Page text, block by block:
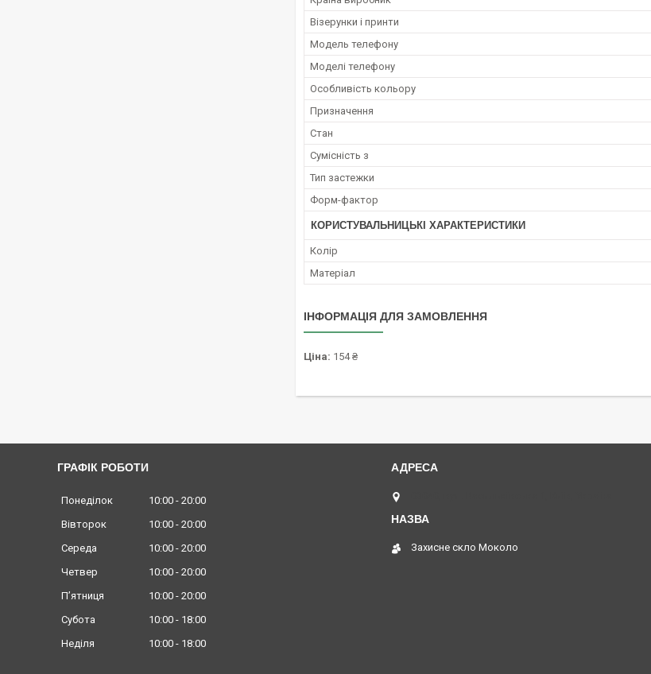
Візерунки і принти
Модель телефону
Моделі телефону
Особливість кольору
Призначення
Стан
Сумісність з
Тип застежки
Форм-фактор
КОРИСТУВАЛЬНИЦЬКІ ХАРАКТЕРИСТИКИ
Колір
Матеріал
ІНФОРМАЦІЯ ДЛЯ ЗАМОВЛЕННЯ
Ціна: 154 ₴
ГРАФІК РОБОТИ
Понеділок 10:00
20:00
Вівторок
10:00
20:00
Середа
10:00
20:00
Четвер
10:00
20:00
Пʼятниця
10:00
20:00
Субота
10:00
18:00
Неділя
10:00 18:00
Захисне скло Moколо